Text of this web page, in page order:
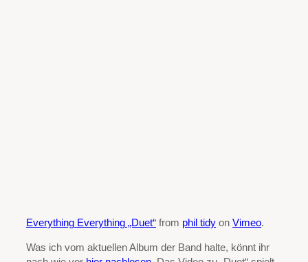
Everything Everything „Duet“ from phil tidy on Vimeo.
Was ich vom aktuellen Album der Band halte, könnt ihr